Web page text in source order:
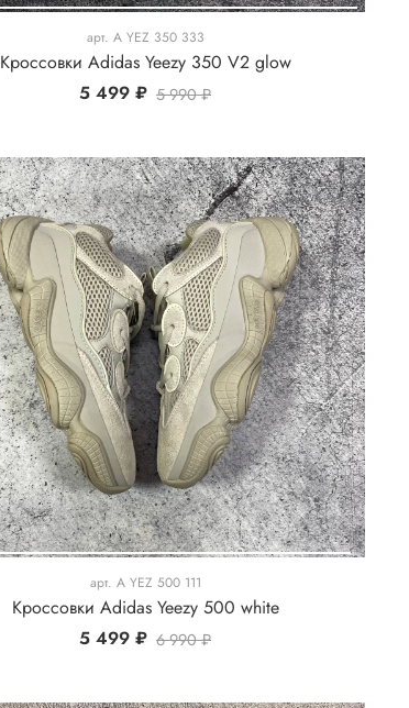
арт. A YEZ 350 333
Кроссовки Adidas Yeezy 350 V2 glow
5 499 ₽ 5 990 ₽
арт. A YEZ 500 111
Кроссовки Adidas Yeezy 500 white
5 499 ₽ 6 990 ₽